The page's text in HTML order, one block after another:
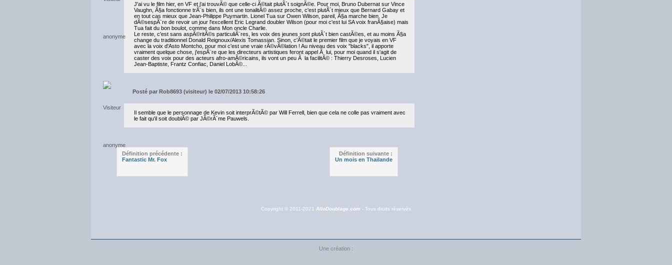
J'ai vu le film hier, en VF et j'ai trouvÃ© que celle-ci Ã©tait plutÃ´t soignÃ©e. Pour moi, Bruno Dubernat sur Vince
Vaughn, Ã§a fonctionne trÃ¨s bien, ils ont une tonalitÃ© assez proche, c'est plutÃ´t mieux que Bernard Gabay et
en tout cas mieux que Jean-Philippe Puymartin. Lionel Tua sur Owen Wilson, pareil, Ã§a marche bien. Je
dÃ©sespÃ¨re de revoir un jour l'excellent Eric Legrand doubler Wilson (pour moi c'est lui SA voix franÃ§aise) mais
Tua fait du bon boulot, comme dans Mon oncle Charlie.
Le reste, c'est sans aspÃ©ritÃ©s particuliÃ¨res, les voix des jeunes sont plutÃ´t bien castÃ©es, et au moins Ã§a
change du traditionnel Donald Reignoux/Alexis Tomassian. Sinon, c'Ã©tait le premier film que je voyais en VF
avec la voix d'Asto Montcho, pour moi c'est une vraie rÃ©vÃ©lation ! Au niveau des voix "blacks", il apporte
vraiment quelque chose, j'espÃ¨re que les directeurs artistiques feront appel Ã lui, pour moi quand il s'agit de
caster des voix pour des acteurs afro-amÃ©ricains, ils vont un peu Ã la facilitÃ© : Thierry Desroses, Lucien
Jean-Baptiste, Frantz Confiac, Daniel LobÃ©...
Posté par Rob8693 (visiteur) le 02/07/2013 10:58:26
Il semble que le personnage de Kevin soit interprÃ©tÃ© par Will Ferrell, bien que cela ne colle pas vraiment avec
le fait qu'il soit doublÃ© par JÃ©rÃ´me Pauwels.
Définition précédente :
Fantastic Mr. Fox
Définition suivante :
Un mois en Thailande
Copyright © 2011-2021 AlloDoublage.com - Tous droits réservés
Une création :